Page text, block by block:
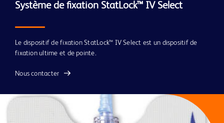
Système de fixation StatLock™ IV Select
Le dispositif de fixation StatLock™ IV Select est un dispositif de
fixation ultime et de pointe.
Nous contacter